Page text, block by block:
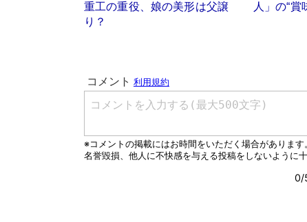
重工の重役、娘の美形は父譲
り？
人」の“賞